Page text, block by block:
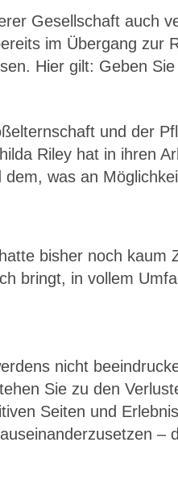
Gesellschaft auch
im Übergang zur
Hier gilt: Geben
und der
Riley hat in ihren
was an
bisher noch kaum
bringt, in vollem
nicht
Sie zu den
Seiten und
–